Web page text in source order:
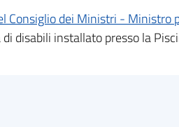
Consiglio dei Ministri - Ministro
installato presso la